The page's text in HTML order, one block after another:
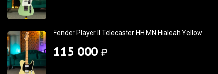
Fender Player II Telecaster HH MN Hialeah Yellow
115 000 ₽